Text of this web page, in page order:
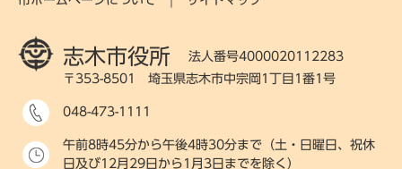
志木市役所
法人番号4000020112283
〒353-8501 埼玉県志木市中宗岡1丁目1番1号
048-473-1111
午前8時45分から午後4時30分まで（土・日曜日、祝休
日及び12月29日から1月3日までを除く）